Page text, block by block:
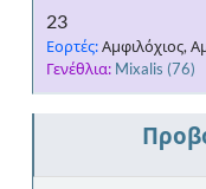
23
Εορτές:Αμφιλόχιος,
Γενέθλια: Mixalis (76)